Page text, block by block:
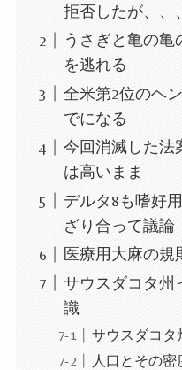
拒否したが、、、
うさぎと亀の亀
を逃れる
全米第2位のヘ
でになる
今回消滅した法
は高いまま
デルタ8も嗜好
ざり合って議論
医療用大麻の規
サウスダコタ州
識
サウスダコタ
人口とその